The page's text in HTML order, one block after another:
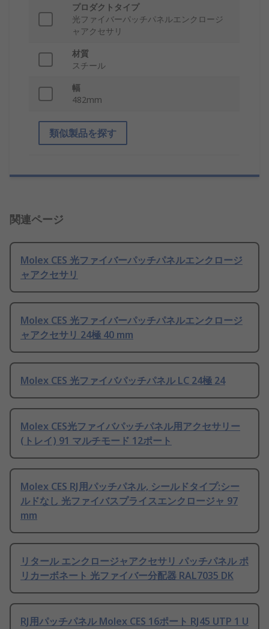
プロダクトタイプ
光ファイバーパッチパネルエンクロージ
ャアクセサリ
材質
スチール
幅
482mm
類似製品を探す
関連ページ
Molex CES 光ファイバーパッチパネルエンクロージ
ャアクセサリ
Molex CES 光ファイバーパッチパネルエンクロージ
ャアクセサリ 24極 40 mm
Molex CES 光ファイバパッチパネル LC 24極 24
Molex CES光ファイバパッチパネル用アクセサリー
(トレイ) 91 マルチモード 12ポート
Molex CES RJ用パッチパネル, シールドタイプ:シー
ルドなし 光ファイバスプライスエンクロージャ 97
mm
リタール エンクロージャアクセサリ パッチパネル ポ
リカーボネート 光ファイバー分配器 RAL7035 DK
RJ用パッチパネル Molex CES 16ポート RJ45 UTP 1 U